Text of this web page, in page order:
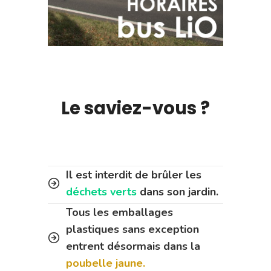
Le saviez-vous ?
Il est interdit de brûler les
déchets verts dans son jardin.
Tous les emballages
plastiques sans exception
entrent désormais dans la
poubelle jaune.